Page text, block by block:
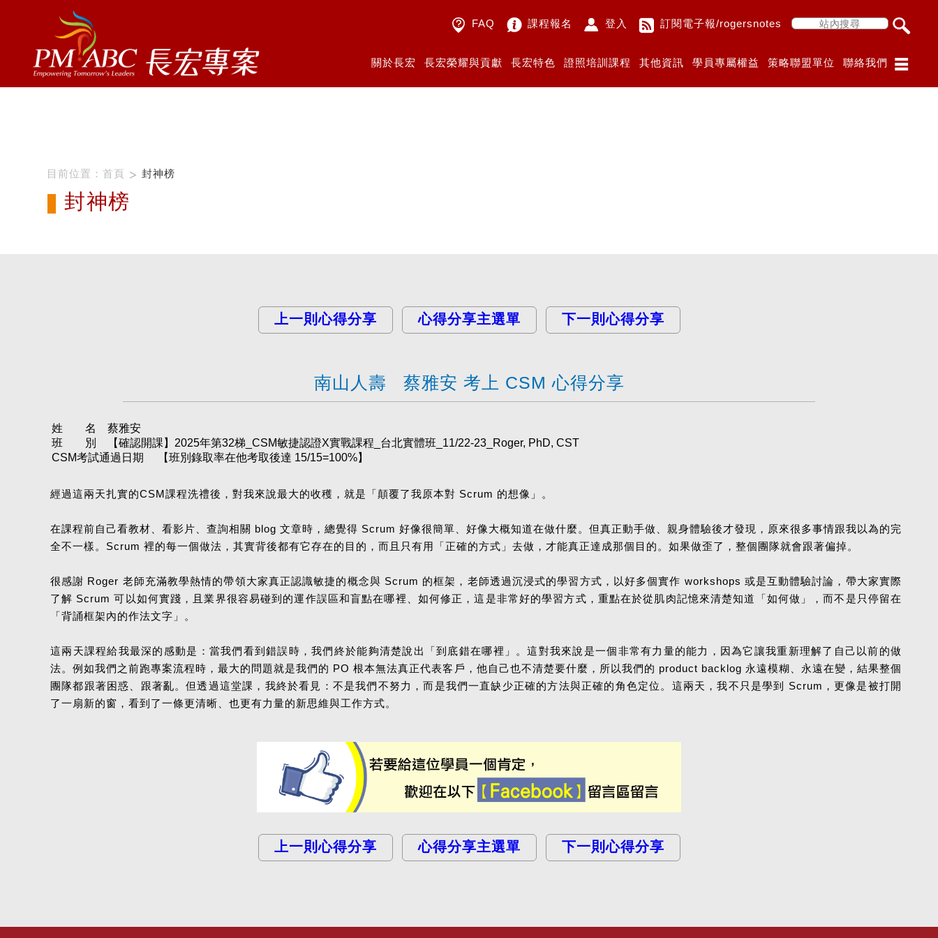
Scategory=12
ProName2=CSM
聯絡我們
策略聯盟單位
學員專屬權益
其他資訊
證照培訓課程
長宏特色
長宏榮耀與貢獻
關於長宏
訂閱電子報/rogersnotes
登入
課程報名
FAQ
目前位置：首頁 封神榜
封神榜
上一則心得分享 心得分享主選單 下一則心得分享
南山人壽 蔡雅安 考上 CSM 心得分享
姓 名 蔡雅安
班 別 【確認開課】2025年第32梯_CSM敏捷認證X實戰課程_台北實體班_11/22-23_Roger, PhD, CST
CSM考試通過日期
【班別錄取率在他考取後達 15/15=100%】
經過這兩天扎實的CSM課程洗禮後，對我來說最大的收穫，就是「顛覆了我原本對 Scrum 的想像」。
在課程前自己看教材、看影片、查詢相關 blog 文章時，總覺得 Scrum 好像很簡單、好像大概知道在做什麼。但真正動手做、親身體驗後才發現，原來很多事情跟我以為的完
全不一樣。Scrum 裡的每一個做法，其實背後都有它存在的目的，而且只有用「正確的方式」去做，才能真正達成那個目的。如果做歪了，整個團隊就會跟著偏掉。
很感謝 Roger 老師充滿教學熱情的帶領大家真正認識敏捷的概念與 Scrum 的框架，老師透過沉浸式的學習方式，以好多個實作 workshops 或是互動體驗討論，帶大家實際
了解 Scrum 可以如何實踐，且業界很容易碰到的運作誤區和盲點在哪裡、如何修正，這是非常好的學習方式，重點在於從肌肉記憶來清楚知道「如何做」，而不是只停留在
「背誦框架內的作法文字」。
這兩天課程給我最深的感動是：當我們看到錯誤時，我們終於能夠清楚說出「到底錯在哪裡」。這對我來說是一個非常有力量的能力，因為它讓我重新理解了自己以前的做
法。例如我們之前跑專案流程時，最大的問題就是我們的 PO 根本無法真正代表客戶，他自己也不清楚要什麼，所以我們的 product backlog 永遠模糊、永遠在變，結果整個
團隊都跟著困惑、跟著亂。但透過這堂課，我終於看見：不是我們不努力，而是我們一直缺少正確的方法與正確的角色定位。這兩天，我不只是學到 Scrum，更像是被打開
了一扇新的窗，看到了一條更清晰、也更有力量的新思維與工作方式。
上一則心得分享 心得分享主選單 下一則心得分享